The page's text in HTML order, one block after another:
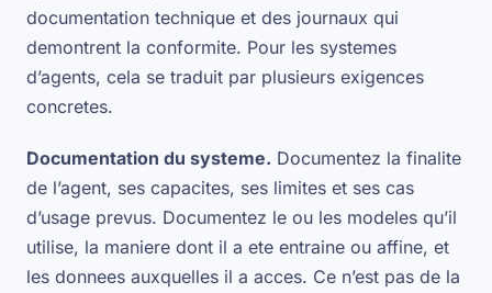
documentation technique et des journaux qui
demontrent la conformite. Pour les systemes
d’agents, cela se traduit par plusieurs exigences
concretes.
Documentation du systeme. Documentez la finalite
de l’agent, ses capacites, ses limites et ses cas
d’usage prevus. Documentez le ou les modeles qu’il
utilise, la maniere dont il a ete entraine ou affine, et
les donnees auxquelles il a acces. Ce n’est pas de la